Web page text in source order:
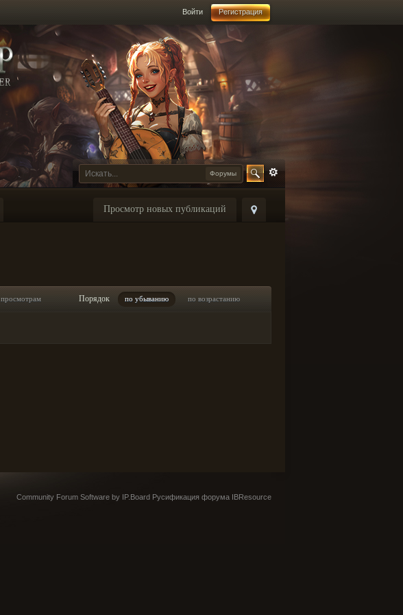
Войти Регистрация
Форумы
Просмотр новых публикаций
просмотрам Порядок по убыванию по возрастанию
Community Forum Software by IP.Board Русификация форума IBResource